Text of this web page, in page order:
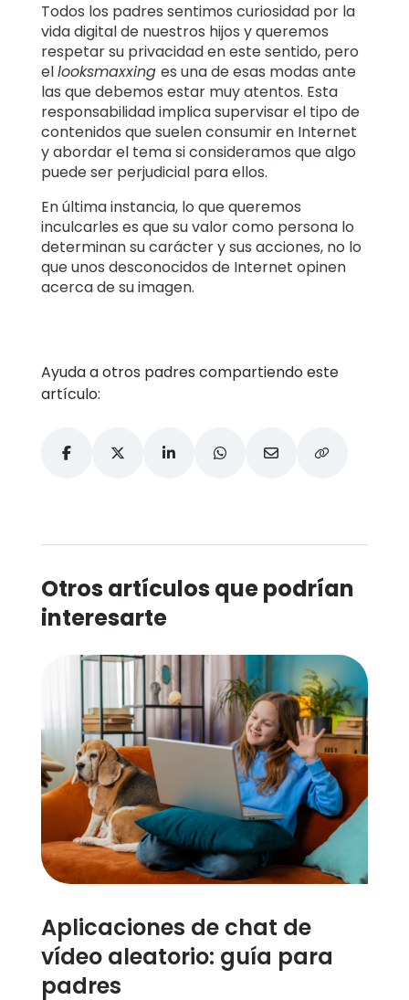
Todos los padres sentimos curiosidad por la
vida digital de nuestros hijos y queremos
respetar su privacidad en este sentido, pero
ellooksmaxxing es una de esas modas ante
las que debemos estar muy atentos. Esta
responsabilidad implica supervisar el tipo de
contenidos que suelen consumir en Internet
y abordar el tema si consideramos que algo
puede ser perjudicial para ellos.
En última instancia, lo que queremos
inculcarles es que su valor como persona lo
determinan su carácter y sus acciones, no lo
que unos desconocidos de Internet opinen
acerca de su imagen.
Ayuda a otros padres compartiendo este
artículo:
Otros artículos que podrían
interesarte
Aplicaciones de chat de
vídeo aleatorio: guía para
padres